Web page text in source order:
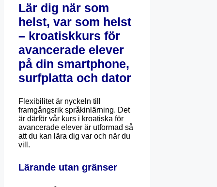
Lär dig när som
helst, var som helst
– kroatiskkurs för
avancerade elever
på din smartphone,
surfplatta och dator
Flexibilitet är nyckeln till
framgångsrik språkinlärning. Det
är därför vår kurs i kroatiska för
avancerade elever är utformad så
att du kan lära dig var och när du
vill.
Lärande utan gränser